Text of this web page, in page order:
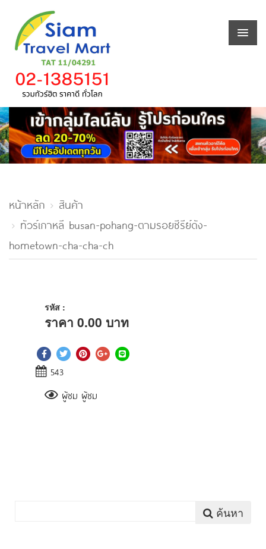
หน้าหลัก
สินค้า
ทัวร์เกาหลี busan-pohang-ตามรอยซีรีย์ดัง-
hometown-cha-cha-ch
รหัส :
ราคา 0.00 บาท
543
ผู้ชม ผู้ชม
ค้นหา